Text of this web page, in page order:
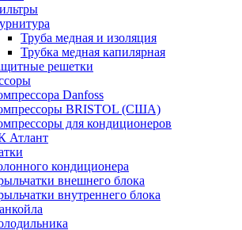
Труба медная и изоляция
Трубка медная капилярная
решетки
Danfoss
BRISTOL (США)
для кондиционеров
Атлант
кондиционера
внешнего блока
внутреннего блока